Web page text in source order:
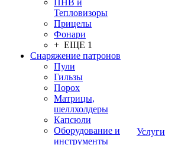
ПНВ и
Тепловизоры
Прицелы
Фонари
+ ЕЩЕ 1
Снаряжение патронов
Пули
Гильзы
Порох
Матрицы,
шеллхолдеры
Капсюли
Оборудование и
инструменты
Услуги